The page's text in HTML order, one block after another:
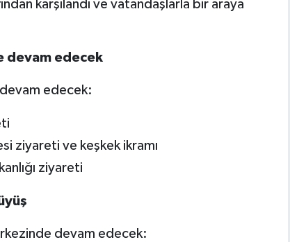
karşılandı ve vatandaşlarla bir araya
devam edecek
edecek:
ziyareti ve keşkek ikramı
ziyareti
devam edecek: